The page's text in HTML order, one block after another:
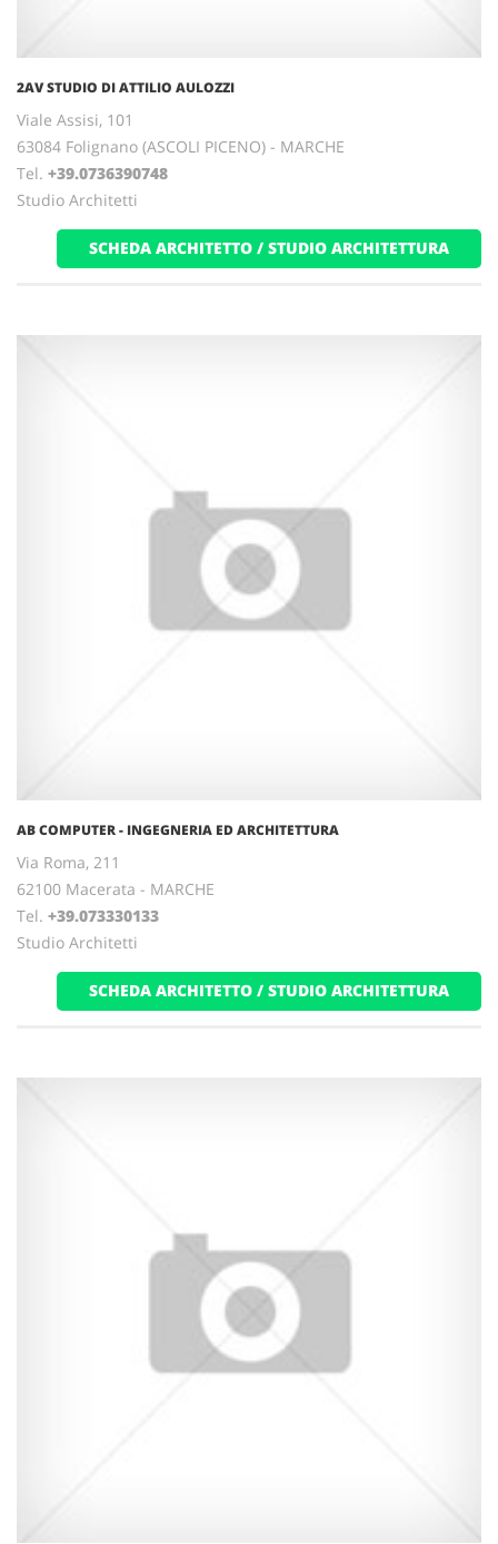
2AV STUDIO DI ATTILIO AULOZZI
Viale Assisi, 101
63084 Folignano (ASCOLI PICENO) - MARCHE
Tel. +39.0736390748
Studio Architetti
SCHEDA ARCHITETTO / STUDIO ARCHITETTURA
AB COMPUTER - INGEGNERIA ED ARCHITETTURA
Via Roma, 211
62100 Macerata - MARCHE
Tel. +39.073330133
Studio Architetti
SCHEDA ARCHITETTO / STUDIO ARCHITETTURA